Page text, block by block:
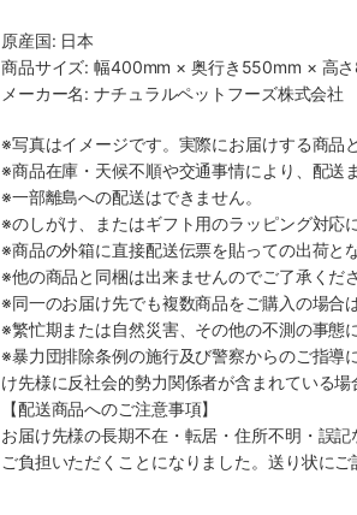
原産国: 日本
商品サイズ: 幅400mm × 奥行き550mm × 高
メーカー名: ナチュラルペットフーズ株式会社
※写真はイメージです。実際にお届けする商品
※商品在庫・天候不順や交通事情により、配送
※一部離島への配送はできません。
※のしがけ、またはギフト用のラッピング対応
※商品の外箱に直接配送伝票を貼っての出荷と
※他の商品と同梱は出来ませんのでご了承くださ
※同一のお届け先でも複数商品をご購入の場合
※繁忙期または自然災害、その他の不測の事態
※暴力団排除条例の施行及び警察からのご指導
け先様に反社会的勢力関係者が含まれている
【配送商品へのご注意事項】
お届け先様の長期不在・転居・住所不明・誤
ご負担いただくことになりました。送り状に